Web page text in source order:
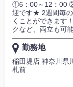
①6：00～12：00
迎です★ 2週間毎
くことができます
クなど、両立も可
勤務地
稲田堤店 神奈川
札前